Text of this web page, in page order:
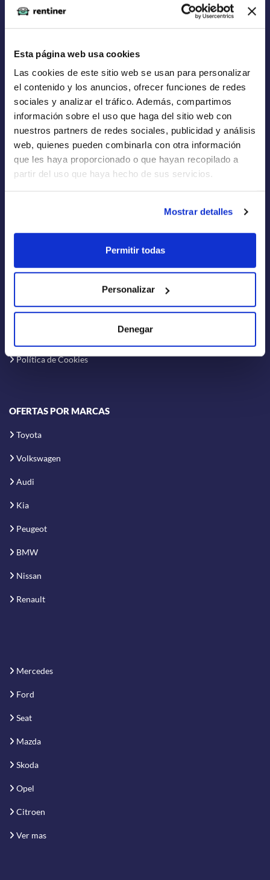
Esta página web usa cookies
Las cookies de este sitio web se usan para personalizar
el contenido y los anuncios, ofrecer funciones de redes
sociales y analizar el tráfico. Además, compartimos
información sobre el uso que haga del sitio web con
nuestros partners de redes sociales, publicidad y análisis
web, quienes pueden combinarla con otra información
que les haya proporcionado o que hayan recopilado a
partir del uso que haya hecho de sus servicios.
Mostrar detalles
Permitir todas
Personalizar
Denegar
Renting Flexible
Renting Corto Plazo
Renting Coche Eléctrico
Empresas de Renting
Renting a Medida
Quiénes Somos
FAQs
Calculadora de Renting
Aviso Legal
Política de Cookies
OFERTAS POR MARCAS
Toyota
Volkswagen
Audi
Kia
Peugeot
BMW
Nissan
Renault
Mercedes
Ford
Seat
Mazda
Skoda
Opel
Citroen
Ver mas